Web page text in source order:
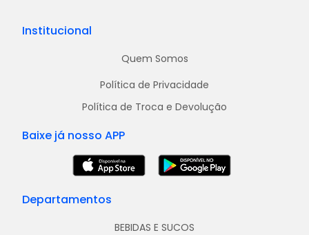
Institucional
Quem Somos
Política de Privacidade
Política de Troca e Devolução
Baixe já nosso APP
Departamentos
BEBIDAS E SUCOS